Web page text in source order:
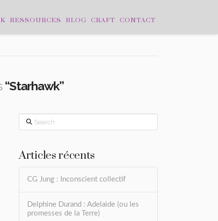
RESSOURCES BLOG CRAFT CONTACT
“Starhawk”
Search
Articles récents
CG Jung : Inconscient collectif
Delphine Durand : Adelaide (ou les
promesses de la Terre)